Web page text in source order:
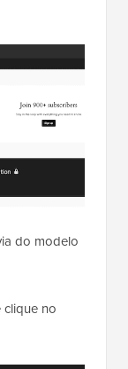
do modelo
clique no